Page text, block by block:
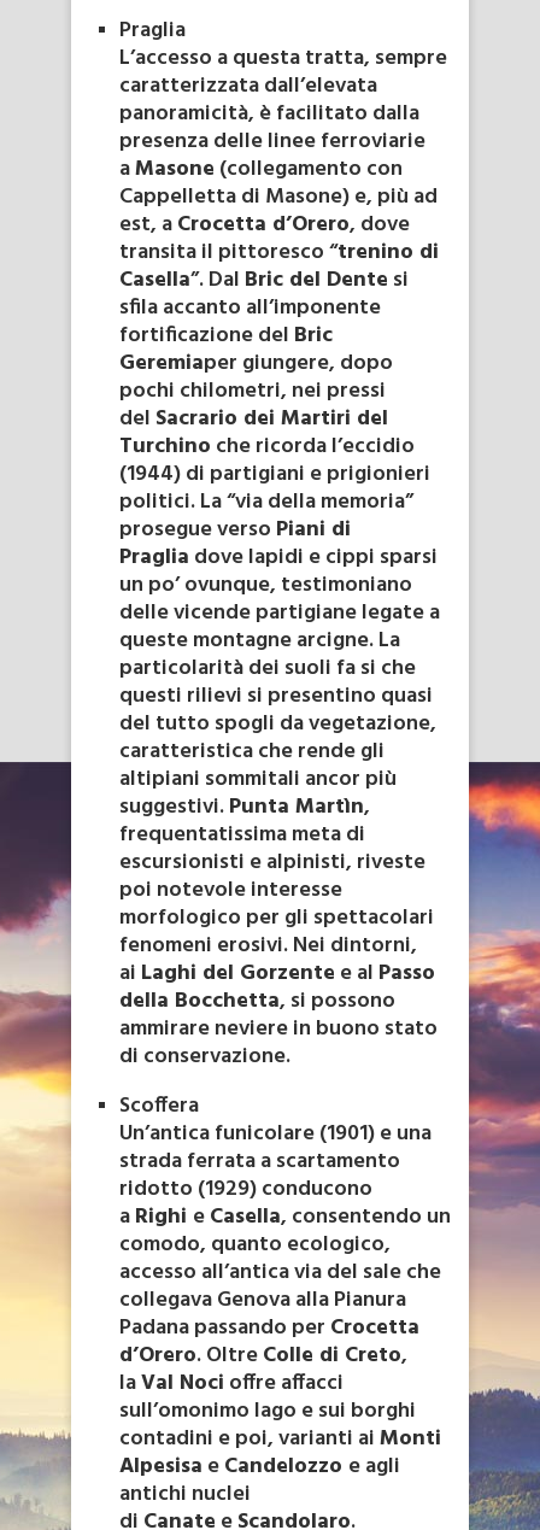
Praglia
L’accesso a questa tratta, sempre
caratterizzata dall’elevata
panoramicità, è facilitato dalla
presenza delle linee ferroviarie
aMasone (collegamento con
Cappelletta di Masone) e, più ad
est, aCrocetta d’Orero, dove
transita il pittoresco “trenino di
Casella”. Dal Bric del Dente si
sfila accanto all’imponente
fortificazione del Bric
Geremiaper giungere, dopo
pochi chilometri, nei pressi
del Sacrario dei Martiri del
Turchino che ricorda l’eccidio
(1944) di partigiani e prigionieri
politici. La “via della memoria”
prosegue verso Piani di
Praglia dove lapidi e cippi sparsi
un po’ ovunque, testimoniano
delle vicende partigiane legate a
queste montagne arcigne. La
particolarità dei suoli fa si che
questi rilievi si presentino quasi
del tutto spogli da vegetazione,
caratteristica che rende gli
altipiani sommitali ancor più
suggestivi.Punta Martìn,
frequentatissima meta di
escursionisti e alpinisti, riveste
poi notevole interesse
morfologico per gli spettacolari
fenomeni erosivi. Nei dintorni,
ai Laghi del Gorzente e al Passo
della Bocchetta, si possono
ammirare neviere in buono stato
di conservazione.
Scoffera
Un’antica funicolare (1901) e una
strada ferrata a scartamento
ridotto (1929) conducono
aRighi eCasella, consentendo un
comodo, quanto ecologico,
accesso all’antica via del sale che
collegava Genova alla Pianura
Padana passando per Crocetta
d’Orero. OltreColle di Creto,
laVal Noci offre affacci
sull’omonimo lago e sui borghi
contadini e poi, varianti aiMonti
Alpesisa eCandelozzo e agli
antichi nuclei
di Canate eScandolaro.